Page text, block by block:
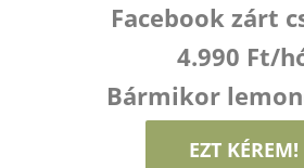
Facebook zárt
4.990 Ft/
Bármikor
EZT KÉREM!